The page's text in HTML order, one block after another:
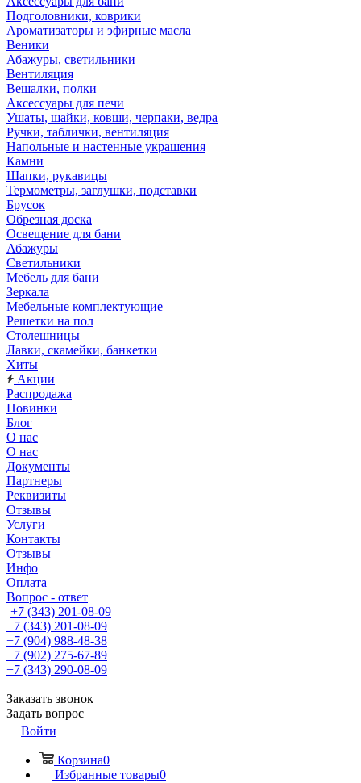
Подголовники, коврики
Ароматизаторы и эфирные масла
Веники
Абажуры, светильники
Вентиляция
Вешалки, полки
Аксессуары для печи
Ушаты, шайки, ковши, черпаки, ведра
Ручки, таблички, вентиляция
Напольные и настенные украшения
Камни
Шапки, рукавицы
Термометры, заглушки, подставки
Брусок
Обрезная доска
Освещение для бани
Абажуры
Светильники
Мебель для бани
Зеркала
Мебельные комплектующие
Решетки на пол
Столешницы
Лавки, скамейки, банкетки
Хиты
Акции
Распродажа
Новинки
Блог
О нас
О нас
Документы
Партнеры
Реквизиты
Отзывы
Услуги
Контакты
Отзывы
Инфо
Оплата
Вопрос - ответ
+7 (343) 201-08-09
+7 (343) 201-08-09
+7 (904) 988-48-38
+7 (902) 275-67-89
+7 (343) 290-08-09
Заказать звонок
Задать вопрос
Войти
Корзина0
Избранные товары0